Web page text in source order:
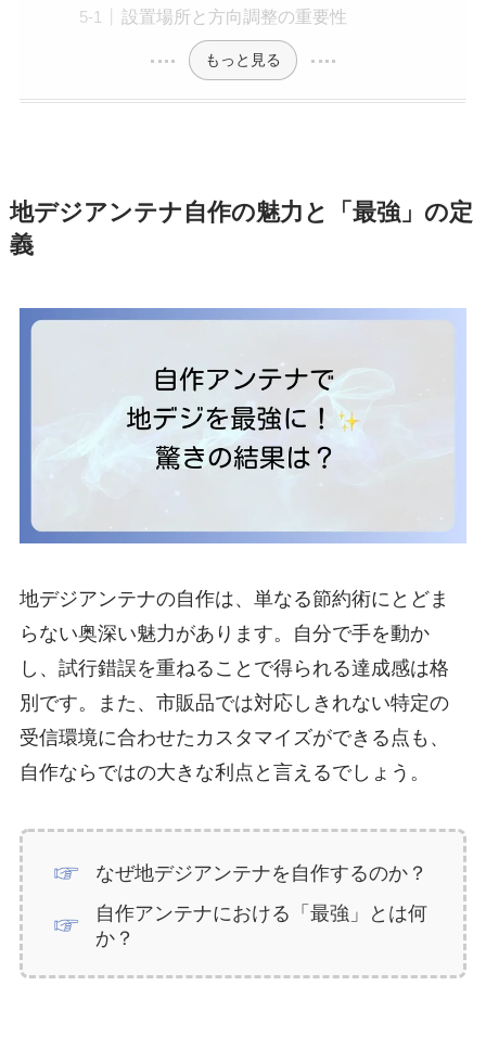
設置場所と方向調整の重要性
もっと見る
地デジアンテナ自作の魅力と「最強」の定
義
地デジアンテナの自作は、単なる節約術にとどま
らない奥深い魅力があります。自分で手を動か
し、試行錯誤を重ねることで得られる達成感は格
別です。また、市販品では対応しきれない特定の
受信環境に合わせたカスタマイズができる点も、
自作ならではの大きな利点と言えるでしょう。
なぜ地デジアンテナを自作するのか？
自作アンテナにおける「最強」とは何
か？